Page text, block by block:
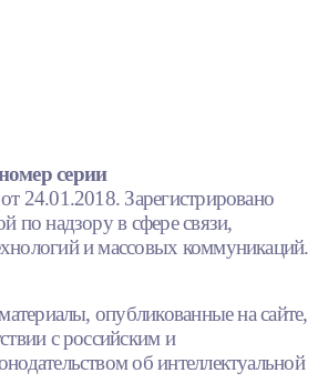
серии
Зарегистрировано
по надзору в сфере связи,
и массовых коммуникаций.
опубликованные на сайте,
с российским и
об интеллектуальной